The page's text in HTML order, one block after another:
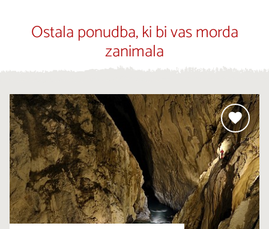
Ostala ponudba, ki bi vas morda
zanimala